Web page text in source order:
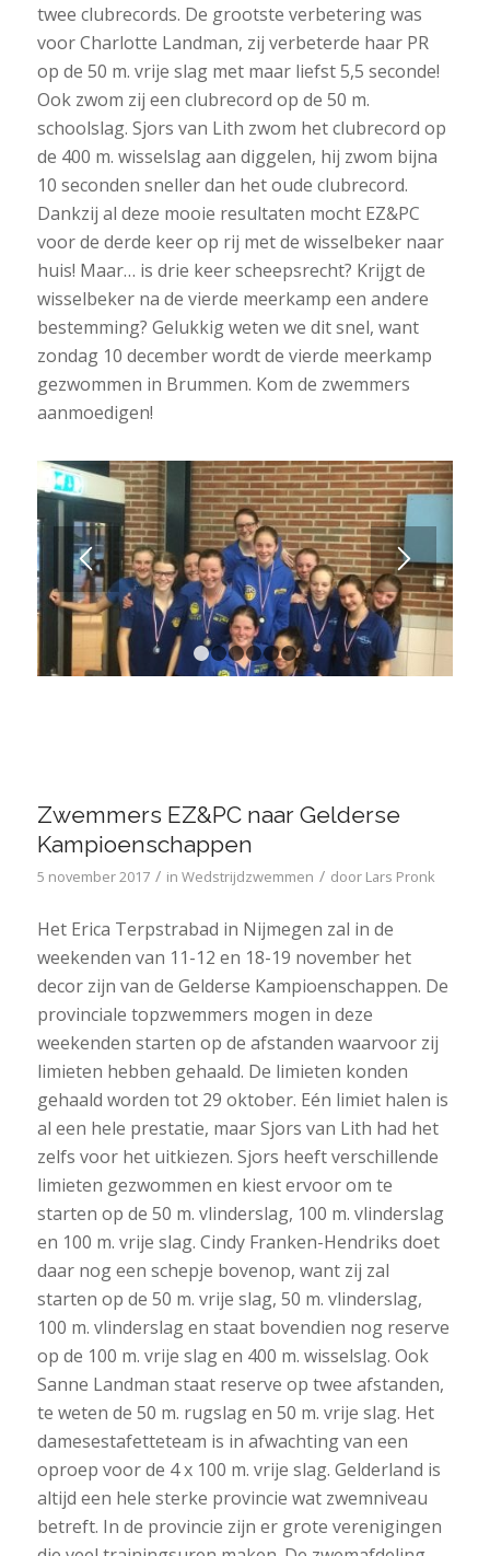
twee clubrecords. De grootste verbetering was
voor Charlotte Landman, zij verbeterde haar PR
op de 50 m. vrije slag met maar liefst 5,5 seconde!
Ook zwom zij een clubrecord op de 50 m.
schoolslag. Sjors van Lith zwom het clubrecord op
de 400 m. wisselslag aan diggelen, hij zwom bijna
10 seconden sneller dan het oude clubrecord.
Dankzij al deze mooie resultaten mocht EZ&PC
voor de derde keer op rij met de wisselbeker naar
huis! Maar… is drie keer scheepsrecht? Krijgt de
wisselbeker na de vierde meerkamp een andere
bestemming? Gelukkig weten we dit snel, want
zondag 10 december wordt de vierde meerkamp
gezwommen in Brummen. Kom de zwemmers
aanmoedigen!
1 3 4 5 6
Zwemmers EZ&PC naar Gelderse
Kampioenschappen
5 november 2017 / in Wedstrijdzwemmen / door Lars Pronk
Het Erica Terpstrabad in Nijmegen zal in de
weekenden van 11-12 en 18-19 november het
decor zijn van de Gelderse Kampioenschappen. De
provinciale topzwemmers mogen in deze
weekenden starten op de afstanden waarvoor zij
limieten hebben gehaald. De limieten konden
gehaald worden tot 29 oktober. Eén limiet halen is
al een hele prestatie, maar Sjors van Lith had het
zelfs voor het uitkiezen. Sjors heeft verschillende
limieten gezwommen en kiest ervoor om te
starten op de 50 m. vlinderslag, 100 m. vlinderslag
en 100 m. vrije slag. Cindy Franken-Hendriks doet
daar nog een schepje bovenop, want zij zal
starten op de 50 m. vrije slag, 50 m. vlinderslag,
100 m. vlinderslag en staat bovendien nog reserve
op de 100 m. vrije slag en 400 m. wisselslag. Ook
Sanne Landman staat reserve op twee afstanden,
te weten de 50 m. rugslag en 50 m. vrije slag. Het
damesestafetteteam is in afwachting van een
oproep voor de 4 x 100 m. vrije slag. Gelderland is
altijd een hele sterke provincie wat zwemniveau
betreft. In de provincie zijn er grote verenigingen